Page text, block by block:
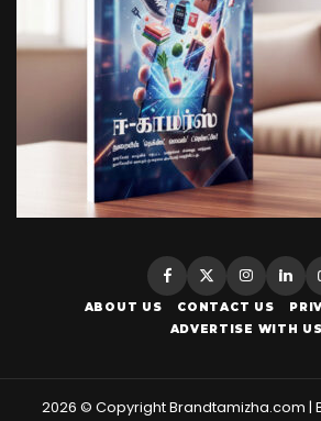
ABOUT US CONTACT US
ADVERTISE WITH US
2026 © Copyright Brandtamizha.com |